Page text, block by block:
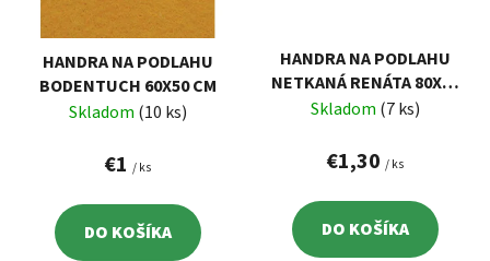
HANDRA NA PODLAHU
BODENTUCH 60X50 CM
Skladom (10 ks)
€1 / ks
DO KOŠÍKA
HANDRA NA PODLAHU
NETKANÁ RENÁTA 80X60
CM
Skladom (7 ks)
€1,30 / ks
DO KOŠÍKA